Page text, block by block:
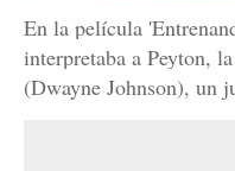
En la película
interpretaba a Peyton,
(Dwayne Johnson), un